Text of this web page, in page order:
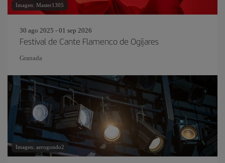
Imagen: Master1305
30 ago 2025 - 01 sep 2026
Festival de Cante Flamenco de Ogíjares
Granada
Imagen: aerogondo2